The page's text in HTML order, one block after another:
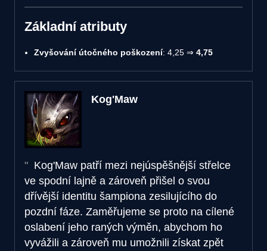
Základní atributy
Zvyšování útočného poškození: 4,25 ⇒ 4,75
Kog'Maw
Kog'Maw patří mezi nejúspěšnější střelce
ve spodní lajně a zároveň přišel o svou
dřívější identitu šampiona zesilujícího do
pozdní fáze. Zaměřujeme se proto na cílené
oslabení jeho raných výměn, abychom ho
vyvážili a zároveň mu umožnili získat zpět